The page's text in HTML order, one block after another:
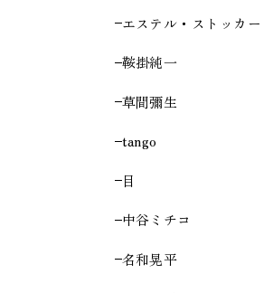
エステル・ストッカー
鞍掛純一
草間彌生
tango
目
中谷ミチコ
名和晃平